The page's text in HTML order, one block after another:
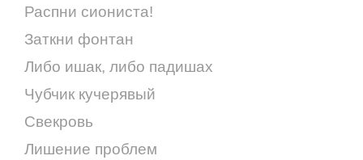
Распни сиониста!
Заткни фонтан
Либо ишак, либо падишах
Чубчик кучерявый
Свекровь
Лишение проблем